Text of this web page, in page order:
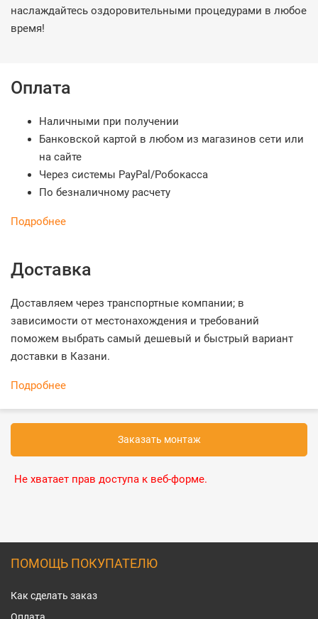
наслаждайтесь оздоровительными процедурами в любое
время!
Оплата
Наличными при получении
Банковской картой в любом из магазинов сети или
на сайте
Через системы PayPal/Робокасса
По безналичному расчету
Подробнее
Доставка
Доставляем через транспортные компании; в
зависимости от местонахождения и требований
поможем выбрать самый дешевый и быстрый вариант
доставки в Казани.
Подробнее
Заказать монтаж
Не хватает прав доступа к веб-форме.
ПОМОЩЬ ПОКУПАТЕЛЮ
Как сделать заказ